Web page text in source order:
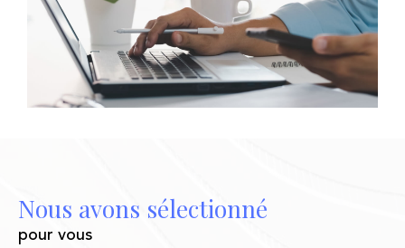
qualifiés. Notre objectif : vendre
rapidement, sereinement, et au juste prix.
Estimation immobilière
personnalisé. Nous prenons en compte les
réalités concrètes du marché immobilier
Nous avons sélectionné
pour vous